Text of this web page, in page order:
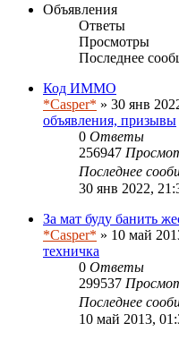
Объявления
Ответы
Просмотры
Последнее
Код ИММО
*Casper* » 30 янв
объявления, призывы
0 Ответы
256947
Последнее
30 янв 2022,
За мат буду банить
*Casper* » 10 май
техничка
0 Ответы
299537
Последнее
10 май 2013,